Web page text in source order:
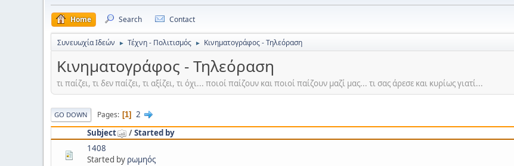
Home Search Contact
Συνευωχία Ιδεών ► Τέχνη - Πολιτισμός ► Κινηματογράφος - Τηλεόραση
Κινηματογράφος - Τηλεόραση
τι παίζει, τι δεν παίζει, τι αξίζει, τι όχι... ποιοί παίζουν και ποιοί παίζουν μαζί μας... τι σας άρεσε και κυρίως γιατί...
GO DOWN Pages 1
2
Subject
/Started by
1408
Started by ρωμηός